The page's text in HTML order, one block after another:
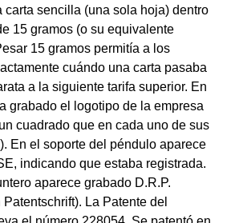
carta sencilla (una sola hoja) dentro
15 gramos (o su equivalente
15 gramos permitía a los
cuándo una carta pasaba
a la siguiente tarifa superior. En
grabado el logotipo de la empresa
cuadrado que en cada uno de sus
En el soporte del péndulo aparece
indicando que estaba registrada.
aparece grabado D.R.P.
La Patente del